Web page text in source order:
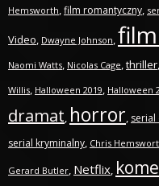
Hemsworth,film romantyczny,
Video, Dwayne Johnson,
Naomi Watts, Nicolas Cage,thriller,
Willis, Halloween 2019, Halloween
dramat, horror, serial
serial kryminalny, Chris
Gerard Butler, Netflix,